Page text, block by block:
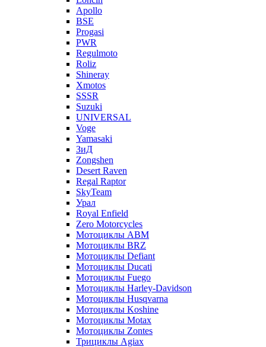
Apollo
BSE
Progasi
PWR
Regulmoto
Roliz
Shineray
Xmotos
SSSR
Suzuki
UNIVERSAL
Voge
Yamasaki
ЗиД
Zongshen
Desert Raven
Regal Raptor
SkyTeam
Урал
Royal Enfield
Zero Motorcycles
Мотоциклы ABM
Мотоциклы BRZ
Мотоциклы Defiant
Мотоциклы Ducati
Мотоциклы Fuego
Мотоциклы Harley-Davidson
Мотоциклы Husqvarna
Мотоциклы Koshine
Мотоциклы Motax
Мотоциклы Zontes
Трициклы Agiax